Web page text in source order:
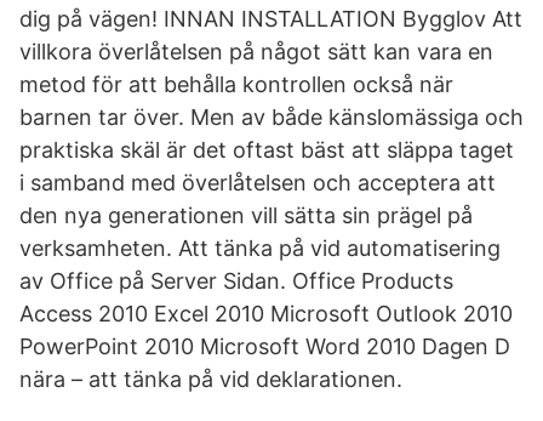
dig på vägen! INNAN INSTALLATION Bygglov Att
villkora överlåtelsen på något sätt kan vara en
metod för att behålla kontrollen också när
barnen tar över. Men av både känslomässiga och
praktiska skäl är det oftast bäst att släppa taget
i samband med överlåtelsen och acceptera att
den nya generationen vill sätta sin prägel på
verksamheten. Att tänka på vid automatisering
av Office på Server Sidan. Office Products
Access 2010 Excel 2010 Microsoft Outlook 2010
PowerPoint 2010 Microsoft Word 2010 Dagen D
nära – att tänka på vid deklarationen.